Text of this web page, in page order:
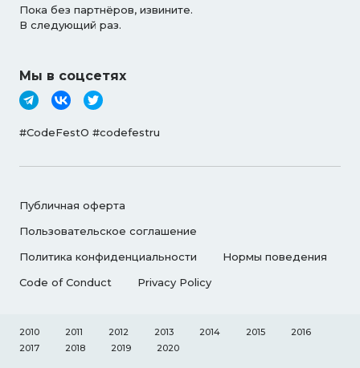
Пока без партнёров, извините.
В следующий раз.
Мы в соцсетях
#CodeFestO #codefestru
Публичная оферта
Пользовательское соглашение
Политика конфиденциальности
Нормы поведения
Code of Conduct
Privacy Policy
2010 2011 2012 2013 2014 2015
2016
2017
2018 2019 2020